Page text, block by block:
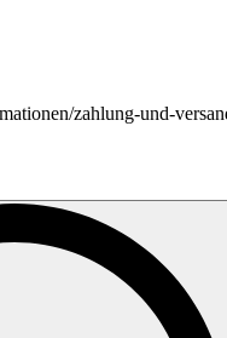
zahlung-und-